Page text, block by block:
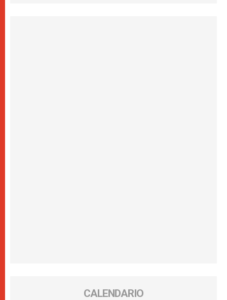
CALENDARIO